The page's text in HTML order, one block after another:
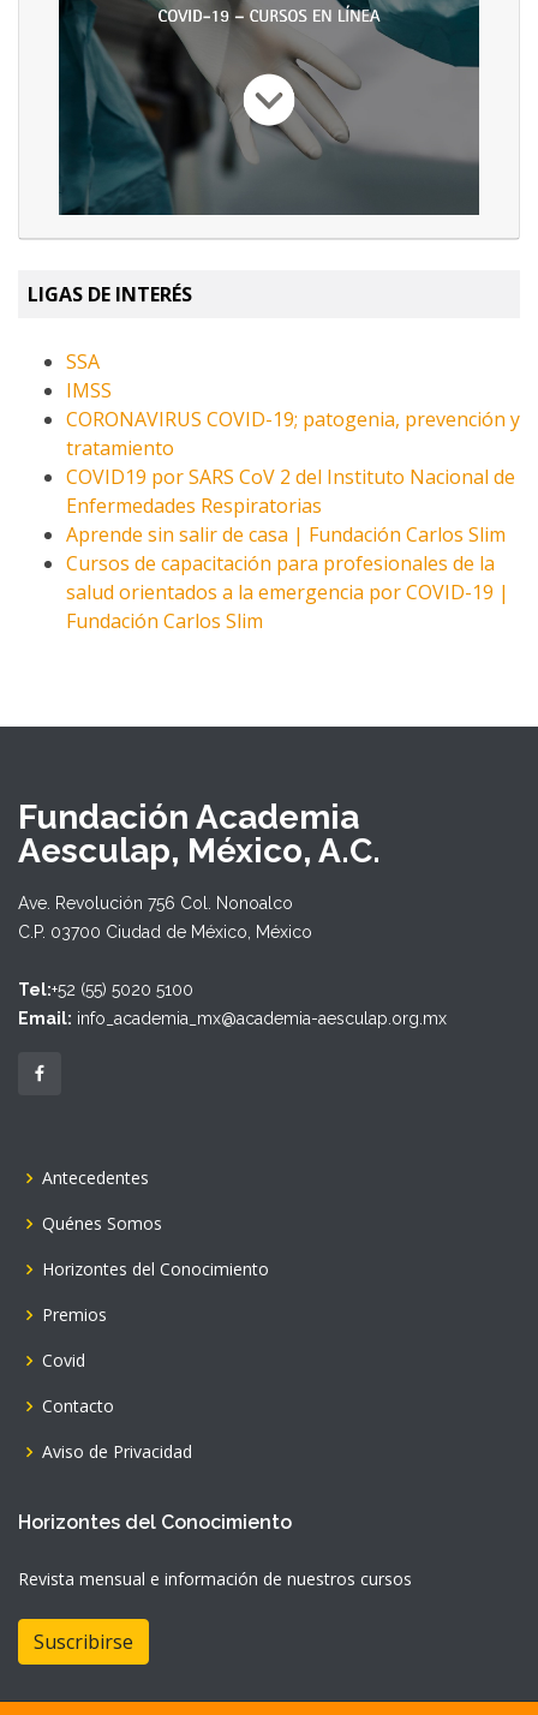
LIGAS DE INTERÉS
SSA
IMSS
CORONAVIRUS COVID-19; patogenia, prevención y
tratamiento
COVID19 por SARS CoV 2 del Instituto Nacional de
Enfermedades Respiratorias
Aprende sin salir de casa | Fundación Carlos Slim
Cursos de capacitación para profesionales de la
salud orientados a la emergencia por COVID-19 |
Fundación Carlos Slim
Fundación Academia
Aesculap, México, A.C.
Ave. Revolución 756 Col. Nonoalco
C.P. 03700 Ciudad de México, México
Tel:+52 (55) 5020 5100
Email: info_academia_mx@academia-aesculap.org.mx
Antecedentes
Quénes Somos
Horizontes del Conocimiento
Premios
Covid
Contacto
Aviso de Privacidad
Horizontes del Conocimiento
Revista mensual e información de nuestros cursos
Suscribirse